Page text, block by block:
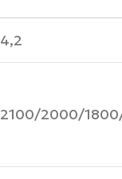
4,2
2100/2000/